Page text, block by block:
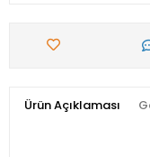
Ürün Açıklaması